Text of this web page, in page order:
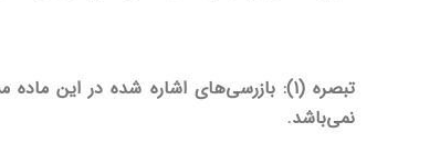
تبصره (1): بازرسی‌های اشاره شده در
نمی‌باشد.